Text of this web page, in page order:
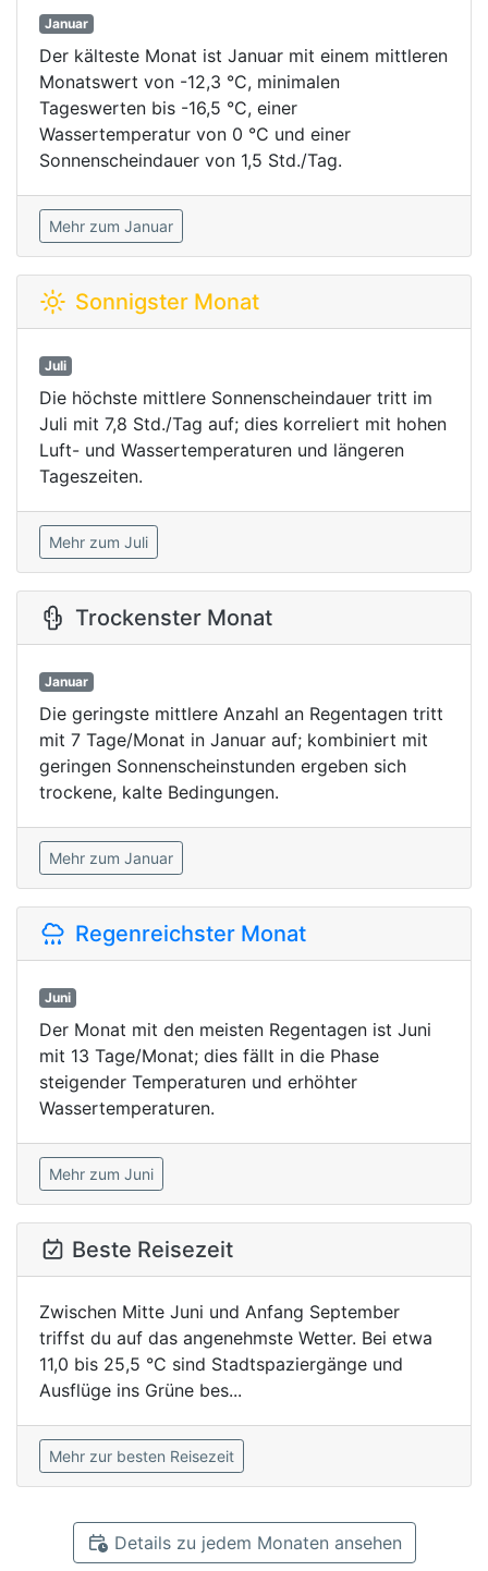
Januar
Der kälteste Monat ist Januar mit einem mittleren
Monatswert von -12,3 °C, minimalen
Tageswerten bis -16,5 °C, einer
Wassertemperatur von 0 °C und einer
Sonnenscheindauer von 1,5 Std./Tag.
Mehr zum Januar
Sonnigster Monat
Juli
Die höchste mittlere Sonnenscheindauer tritt im
Juli mit 7,8 Std./Tag auf; dies korreliert mit hohen
Luft- und Wassertemperaturen und längeren
Tageszeiten.
Mehr zum Juli
Trockenster Monat
Januar
Die geringste mittlere Anzahl an Regentagen tritt
mit 7 Tage/Monat in Januar auf; kombiniert mit
geringen Sonnenscheinstunden ergeben sich
trockene, kalte Bedingungen.
Mehr zum Januar
Regenreichster Monat
Juni
Der Monat mit den meisten Regentagen ist Juni
mit 13 Tage/Monat; dies fällt in die Phase
steigender Temperaturen und erhöhter
Wassertemperaturen.
Mehr zum Juni
Beste Reisezeit
Zwischen Mitte Juni und Anfang September
triffst du auf das angenehmste Wetter. Bei etwa
11,0 bis 25,5 °C sind Stadtspaziergänge und
Ausflüge ins Grüne bes...
Mehr zur besten Reisezeit
Details zu jedem Monaten ansehen